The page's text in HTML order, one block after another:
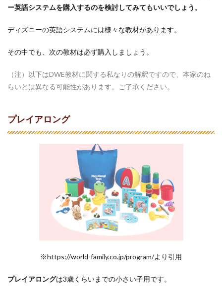
ー英語システムを購入するのを検討してみてもいいでしょう。
ディズニーの英語システムには様々な教材があります。
その中でも、次の教材は必ず購入しましょう。
（注）以下はDWE教材に関する私なりの解釈ですので、本家のね
らいとは異なる可能性があります。ご了承ください。
プレイアロング
※https://world-family.co.jp/program/より引用
プレイアロングは3歳くらいまでの小さい子用です。